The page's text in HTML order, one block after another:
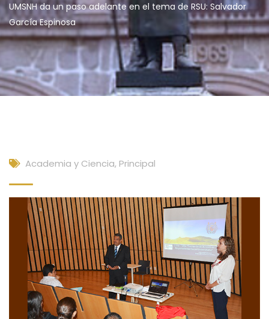
UMSNH da un paso adelante en el tema de RSU: Salvador
García Espinosa
Academia y Ciencia, Principal